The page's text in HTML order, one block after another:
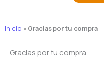
Inicio » Gracias por tu compra
Gracias por tu compra